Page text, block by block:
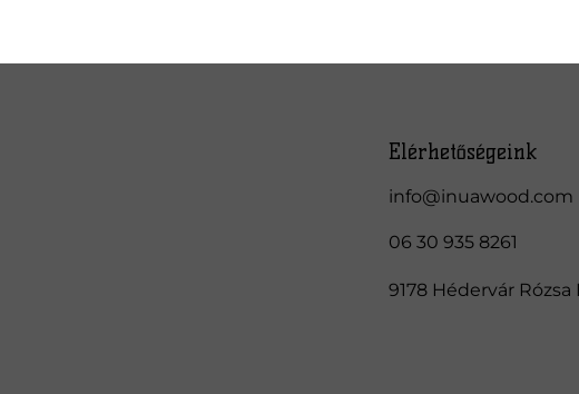
Elérhetőségeink
info@inuawood.com
06 30 935 8261
9178 Hédervár Rózsa